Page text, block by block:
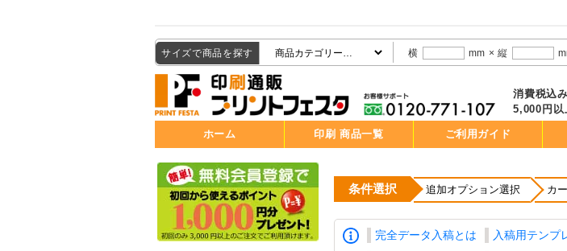
サイズで商品を探す 横 mm × 縦
消費税込
5,000円以
ホーム 印刷 商品一覧 ご利用ガイド
条件選択 追加オプション選択 カ
完全データ入稿とは 入稿用テンプ